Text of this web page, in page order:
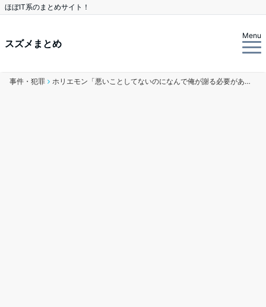
ほぼIT系のまとめサイト！
スズメまとめ
Menu
事件・犯罪 ホリエモン「悪いことしてないのになんで俺が謝る必要があるんだよ。お前頭悪いの？」